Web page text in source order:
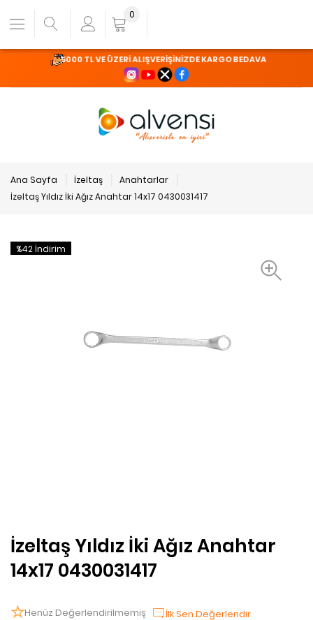
5000 TL VE ÜZERİ ALIŞVERİŞİNİZDE KARGO BEDAVA
0
Ana Sayfa İzeltaş
Anahtarlar
İzeltaş Yıldız İki Ağız Anahtar 14x17 0430031417
İzeltaş Yıldız İki Ağız Anahtar
14x17 0430031417
Henüz Değerlendirilmemiş İlk Sen Değerlendir
%42 İndirim